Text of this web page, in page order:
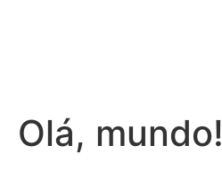
Olá, mundo!